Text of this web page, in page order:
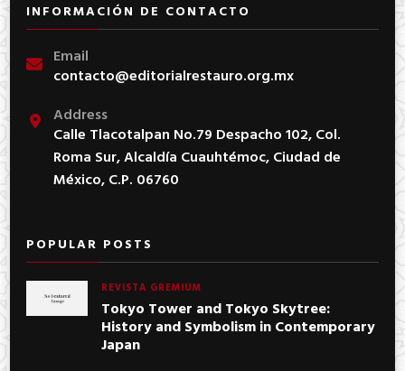
INFORMACIÓN DE CONTACTO
Email
contacto@editorialrestauro.org.mx
Address
Calle Tlacotalpan No.79 Despacho 102, Col.
Roma Sur, Alcaldía Cuauhtémoc, Ciudad de
México, C.P. 06760
POPULAR POSTS
REVISTA GREMIUM
Tokyo Tower and Tokyo Skytree:
History and Symbolism in Contemporary
Japan